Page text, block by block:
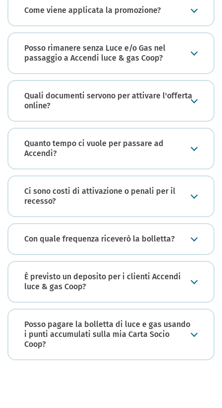
Come viene applicata la promozione?
Posso rimanere senza Luce e/o Gas nel
passaggio a Accendi luce & gas Coop?
Quali documenti servono per attivare l'offerta
online?
Quanto tempo ci vuole per passare ad
Accendi?
Ci sono costi di attivazione o penali per il
recesso?
Con quale frequenza riceverò la bolletta?
È previsto un deposito per i clienti Accendi
luce & gas Coop?
Posso pagare la bolletta di luce e gas usando
i punti accumulati sulla mia Carta Socio
Coop?